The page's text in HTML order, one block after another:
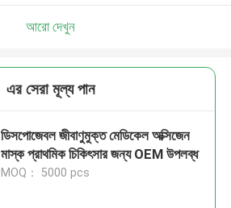
আরো দেখুন
এর সেরা মূল্য পান
ডিসপোজেবল জীবাণুমুক্ত মেডিকেল অক্সিজেন
মাস্ক প্রাথমিক চিকিৎসার জন্য OEM উপলব্ধ
MOQ： 5000 pcs